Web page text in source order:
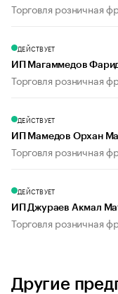
Торговля розничная
ДЕЙСТВУЕТ
ИП Магаммедов
Торговля розничная
ДЕЙСТВУЕТ
ИП Мамедов Орхан
Торговля розничная
ДЕЙСТВУЕТ
ИП Джураев Акмал
Торговля розничная
Другие